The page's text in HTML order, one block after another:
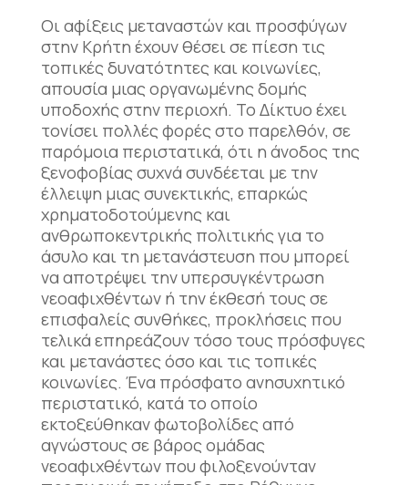
Οι αφίξεις μεταναστών και προσφύγων
στην Κρήτη έχουν θέσει σε πίεση τις
τοπικές δυνατότητες και κοινωνίες,
απουσία μιας οργανωμένης δομής
υποδοχής στην περιοχή. Το Δίκτυο έχει
τονίσει πολλές φορές στο παρελθόν, σε
παρόμοια περιστατικά, ότι η άνοδος της
ξενοφοβίας συχνά συνδέεται με την
έλλειψη μιας συνεκτικής, επαρκώς
χρηματοδοτούμενης και
ανθρωποκεντρικής πολιτικής για το
άσυλο και τη μετανάστευση που μπορεί
να αποτρέψει την υπερσυγκέντρωση
νεοαφιχθέντων ή την έκθεσή τους σε
επισφαλείς συνθήκες, προκλήσεις που
τελικά επηρεάζουν τόσο τους πρόσφυγες
και μετανάστες όσο και τις τοπικές
κοινωνίες. Ένα πρόσφατο ανησυχητικό
περιστατικό, κατά το οποίο
εκτοξεύθηκαν φωτοβολίδες από
αγνώστους σε βάρος ομάδας
νεοαφιχθέντων που φιλοξενούνταν